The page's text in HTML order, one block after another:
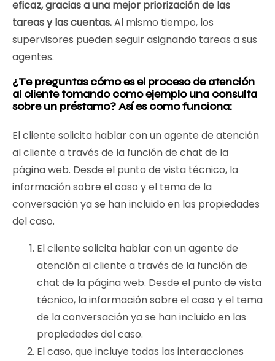
eficaz, gracias a una mejor priorización de las
tareas y las cuentas.Al mismo tiempo, los
supervisores pueden seguir asignando tareas a sus
agentes.
¿Te preguntas cómo es el proceso de atención
al cliente tomando como ejemplo una consulta
sobre un préstamo? Así es como funciona:
El cliente solicita hablar con un agente de atención
al cliente a través de la función de chat de la
página web. Desde el punto de vista técnico, la
información sobre el caso y el tema de la
conversación ya se han incluido en las propiedades
del caso.
El cliente solicita hablar con un agente de
atención al cliente a través de la función de
chat de la página web. Desde el punto de vista
técnico, la información sobre el caso y el tema
de la conversación ya se han incluido en las
propiedades del caso.
El caso, que incluye todas las interacciones